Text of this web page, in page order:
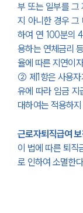
부 또는 일부를 그
지 아니한 경우 그
하여 연 100분의
용하는 연체금리
율에 따른 지연이
② 제1항은 사용자
유에 따라 임금 지
대하여는 적용하
근로자퇴직급여
이 법에 따른 퇴직
로 인하여 소멸한